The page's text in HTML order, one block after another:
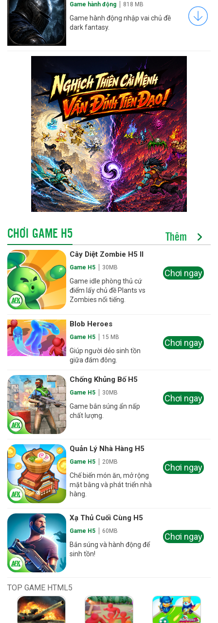
Game hành động 818 MB
Game hành động nhập vai chủ đề
dark fantasy.
CHƠI GAME H5 Thêm
Cây Diệt Zombie H5 II
Game H5 30MB
Game idle phòng thủ cứ
điểm lấy chủ đề Plants vs
Zombies nổi tiếng.
Chơi ngay
Blob Heroes
Game H5 15 MB
Giúp người dẻo sinh tồn
giữa đám đông.
Chơi ngay
Chống Khủng Bố H5
Game H5 30MB
Game bắn súng ẩn nấp
chất lượng.
Chơi ngay
Quản Lý Nhà Hàng H5
Game H5 20MB
Chế biến món ăn, mở rộng
mặt bằng và phát triển nhà
hàng.
Chơi ngay
Xạ Thủ Cuối Cùng H5
Game H5 60MB
Bắn súng và hành động để
sinh tồn!
Chơi ngay
TOP GAME HTML5